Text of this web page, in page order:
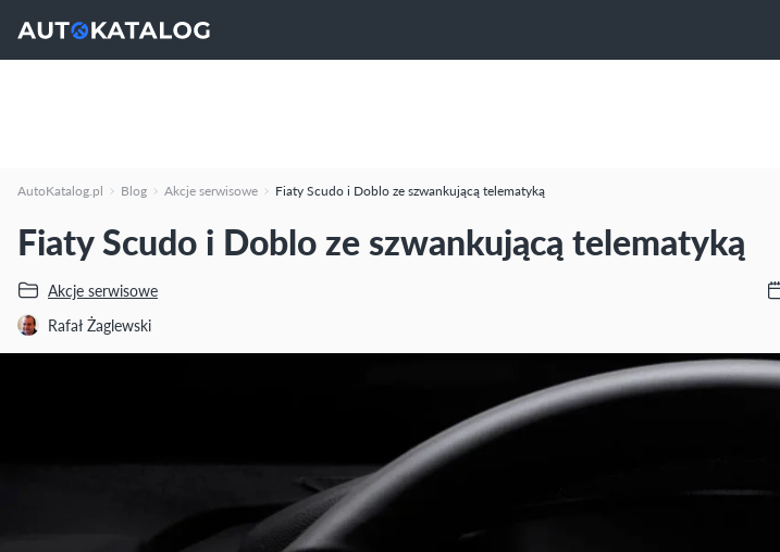
AutoKatalog.pl Blog Akcje serwisowe Fiaty Scudo i Doblo ze szwankującą telematyką
Fiaty Scudo i Doblo ze szwankującą telematyką
Akcje serwisowe
Rafał Żaglewski